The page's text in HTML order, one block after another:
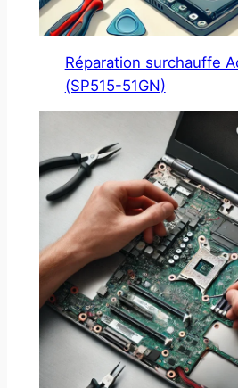
Réparation surchauffe
(SP515-51GN)